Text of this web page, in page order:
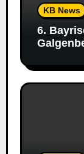
KB News
6.